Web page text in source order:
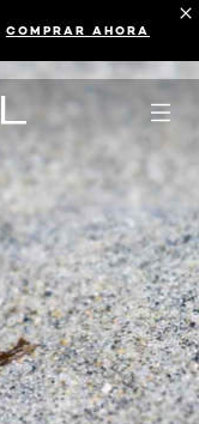
COMPRAR AHORA